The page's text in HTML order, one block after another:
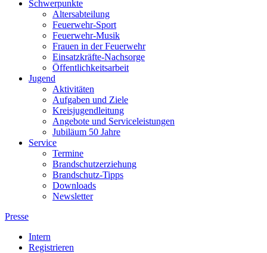
Schwerpunkte
Altersabteilung
Feuerwehr-Sport
Feuerwehr-Musik
Frauen in der Feuerwehr
Einsatzkräfte-Nachsorge
Öffentlichkeitsarbeit
Jugend
Aktivitäten
Aufgaben und Ziele
Kreisjugendleitung
Angebote und Serviceleistungen
Jubiläum 50 Jahre
Service
Termine
Brandschutzerziehung
Brandschutz-Tipps
Downloads
Newsletter
Presse
Intern
Registrieren